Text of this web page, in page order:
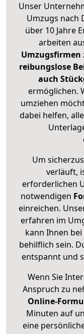
Unser
Umzugs nach
über 10 Jahre
arbeiten
Umzugsfirmen
reibungslose
auch
ermöglichen.
umziehen
dabei helfen,
Um
verläuft,
erforderlichen
notwendigen
einreichen.
erfahren im
kann Ihnen
behilflich sein.
entspannt und
Wenn Sie
Anspruch zu
Online-
Minuten auf
eine